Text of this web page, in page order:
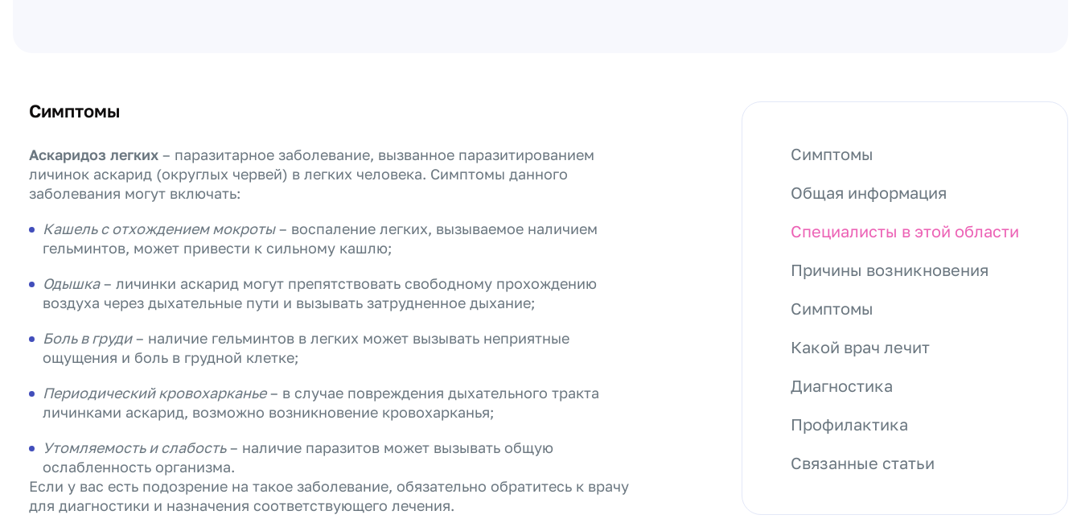
Симптомы
Аскаридоз легких – паразитарное заболевание, вызванное паразитированием
личинок аскарид (округлых червей) в легких человека. Симптомы данного
заболевания могут включать:
Кашель с отхождением мокроты– воспаление легких, вызываемое наличием
гельминтов, может привести к сильному кашлю;
Одышка– личинки аскарид могут препятствовать свободному прохождению
воздуха через дыхательные пути и вызывать затрудненное дыхание;
Боль в груди– наличие гельминтов в легких может вызывать неприятные
ощущения и боль в грудной клетке;
Периодический кровохарканье– в случае повреждения дыхательного тракта
личинками аскарид, возможно возникновение кровохарканья;
Утомляемость и слабость– наличие паразитов может вызывать общую
ослабленность организма.
Если у вас есть подозрение на такое заболевание, обязательно обратитесь к врачу
для диагностики и назначения соответствующего лечения.
Симптомы
Общая информация
Специалисты в этой области
Причины возникновения
Симптомы
Какой врач лечит
Диагностика
Профилактика
Связанные статьи